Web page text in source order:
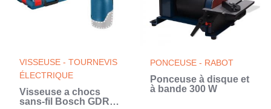
VISSEUSE - TOURNEVIS
ÉLECTRIQUE
Visseuse a chocs
sans-fil Bosch GDR
PONCEUSE - RABOT
Ponceuse à disque et
à bande 300 W